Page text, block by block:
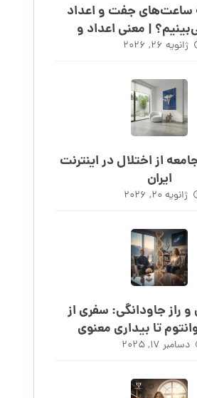
ساعت‌های جفت و اعداد
| معنی اعداد و
روند
ژانویه ۲۶, ۲۰۲۶
از اختلال در اینترنت
ایران
ژانویه ۲۰, ۲۰۲۶
و راز جاودانگی: سفری از
تا بیداری معنوی
دسامبر ۱۷, ۲۰۲۵